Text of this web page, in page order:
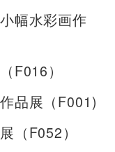
幅水彩画作
）
品展（F001)
F052）